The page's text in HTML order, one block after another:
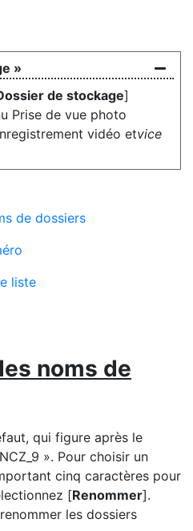
»
de stockage]
Prise de vue photo
vidéo etvice
de dossiers
liste
noms de
qui figure après le
». Pour choisir un
cinq caractères pour
[Renommer].
les dossiers